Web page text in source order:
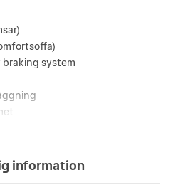
system
information